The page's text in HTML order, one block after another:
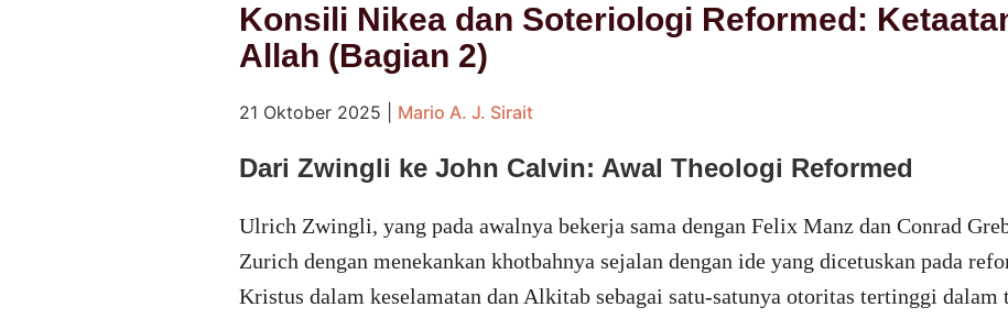
Konsili Nikea dan Soteriologi Reformed:
Allah (Bagian 2)
21 Oktober 2025 Mario A. J. Sirait
Dari Zwingli ke John Calvin: Awal Theologi Reformed
Ulrich Zwingli, yang pada awalnya bekerja sama dengan Felix Manz dan Conrad
Zurich dengan menekankan khotbahnya sejalan dengan ide yang dicetuskan pada
Kristus dalam keselamatan dan Alkitab sebagai satu-satunya otoritas tertinggi